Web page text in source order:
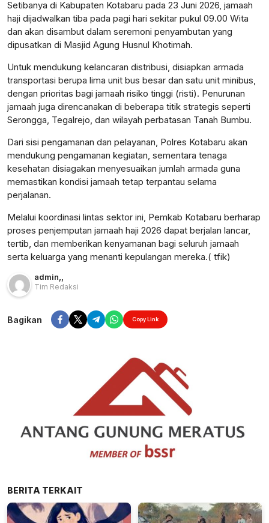
Setibanya di Kabupaten Kotabaru pada 23 Juni 2026, jamaah
haji dijadwalkan tiba pada pagi hari sekitar pukul 09.00 Wita
dan akan disambut dalam seremoni penyambutan yang
dipusatkan di Masjid Agung Husnul Khotimah.
Untuk mendukung kelancaran distribusi, disiapkan armada
transportasi berupa lima unit bus besar dan satu unit minibus,
dengan prioritas bagi jamaah risiko tinggi (risti). Penurunan
jamaah juga direncanakan di beberapa titik strategis seperti
Serongga, Tegalrejo, dan wilayah perbatasan Tanah Bumbu.
Dari sisi pengamanan dan pelayanan, Polres Kotabaru akan
mendukung pengamanan kegiatan, sementara tenaga
kesehatan disiagakan menyesuaikan jumlah armada guna
memastikan kondisi jamaah tetap terpantau selama
perjalanan.
Melalui koordinasi lintas sektor ini, Pemkab Kotabaru berharap
proses penjemputan jamaah haji 2026 dapat berjalan lancar,
tertib, dan memberikan kenyamanan bagi seluruh jamaah
serta keluarga yang menanti kepulangan mereka.( tfik)
admin
Tim Redaksi
Bagikan Copy Link
BERITA TERKAIT